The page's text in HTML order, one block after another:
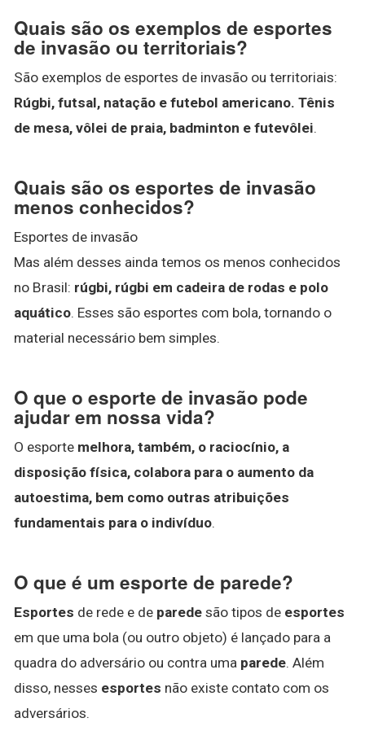
Quais são os exemplos de esportes
de invasão ou territoriais?
São exemplos de esportes de invasão ou territoriais:
Rúgbi, futsal, natação e futebol americano. Tênis
de mesa, vôlei de praia, badminton e futevôlei.
Quais são os esportes de invasão
menos conhecidos?
Esportes de invasão
Mas além desses ainda temos os menos conhecidos
no Brasil: rúgbi, rúgbi em cadeira de rodas e polo
aquático. Esses são esportes com bola, tornando o
material necessário bem simples.
O que o esporte de invasão pode
ajudar em nossa vida?
O esporte melhora, também, o raciocínio, a
disposição física, colabora para o aumento da
autoestima, bem como outras atribuições
fundamentais para o indivíduo.
O que é um esporte de parede?
Esportes de rede e de parede são tipos de esportes
em que uma bola (ou outro objeto) é lançado para a
quadra do adversário ou contra uma parede. Além
disso, nesses esportes não existe contato com os
adversários.